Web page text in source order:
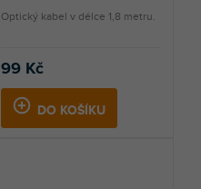
99 Kč
DO KOŠÍKU
Optický kabel v délce 1,8 metru.